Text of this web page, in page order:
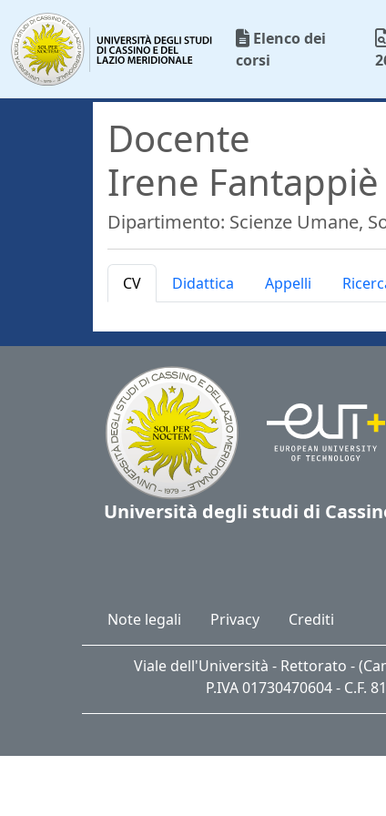
Elenco dei
corsi
Docente
Irene Fantappiè
Dipartimento: Scienze Umane,
CV Didattica Appelli
Università degli studi di
Note legali Privacy Crediti
Viale dell'Università - Rettorato -
P.IVA 01730470604 - C.F.